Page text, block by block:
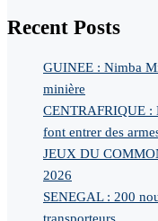
Recent Posts
GUINEE : Nimba
minière
CENTRAFRIQUE :
font entrer des
JEUX DU
2026
SENEGAL : 200
transporteurs